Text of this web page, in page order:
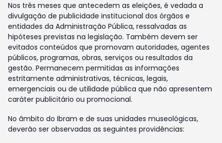
Nos três meses que antecedem as eleições, é vedada a
divulgação de publicidade institucional dos órgãos e
entidades da Administração Pública, ressalvadas as
hipóteses previstas na legislação. Também devem ser
evitados conteúdos que promovam autoridades, agentes
públicos, programas, obras, serviços ou resultados da
gestão. Permanecem permitidas as informações
estritamente administrativas, técnicas, legais,
emergenciais ou de utilidade pública que não apresentem
caráter publicitário ou promocional.
No âmbito do Ibram e de suas unidades museológicas,
deverão ser observadas as seguintes providências: